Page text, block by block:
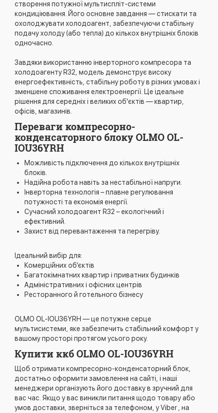
створення потужної мультиспліт-системи
кондиціювання. Його основне завдання — стискати та
охолоджувати холодоагент, забезпечуючи стабільну
подачу холоду (або тепла) до кількох внутрішніх блоків
одночасно.
Завдяки використанню інверторного компресора та
холодоагенту R32, модель демонструє високу
енергоефективність, стабільну роботу в різних умовах і
зменшене споживання електроенергії. Це ідеальне
рішення для середніх і великих об'єктів — квартир,
офісів, магазинів.
Переваги компресорно-
конденсаторного блоку OLMO OL-
IOU36YRH
Можливість підключення до кількох внутрішніх
блоків.
Надійна робота навіть за нестабільної напруги.
Інверторна технологія – плавне регулювання
потужності та економія енергії.
Сучасний холодоагент R32 – екологічний і
ефективний.
Захист від перевантаження та перегріву.
Ідеальний вибір для:
Комерційних об’єктів
Багатокімнатних квартир і приватних будинків
Адміністративних і офісних центрів
Ресторанного й готельного бізнесу
OLMO OL-IOU36YRH — це потужне серце
мультисистеми, яке забезпечить стабільний комфорт у
вашому просторі протягом усього року.
Купити ккб OLMO OL-IOU36YRH
Щоб отримати компресорно-конденсаторний блок,
достатньо оформити замовлення на сайті, і наші
менеджери організують його доставку в зручний для
вас час. Якщо у вас виникли питання щодо товару або
умов доставки, зверніться за телефоном, у Viber , на